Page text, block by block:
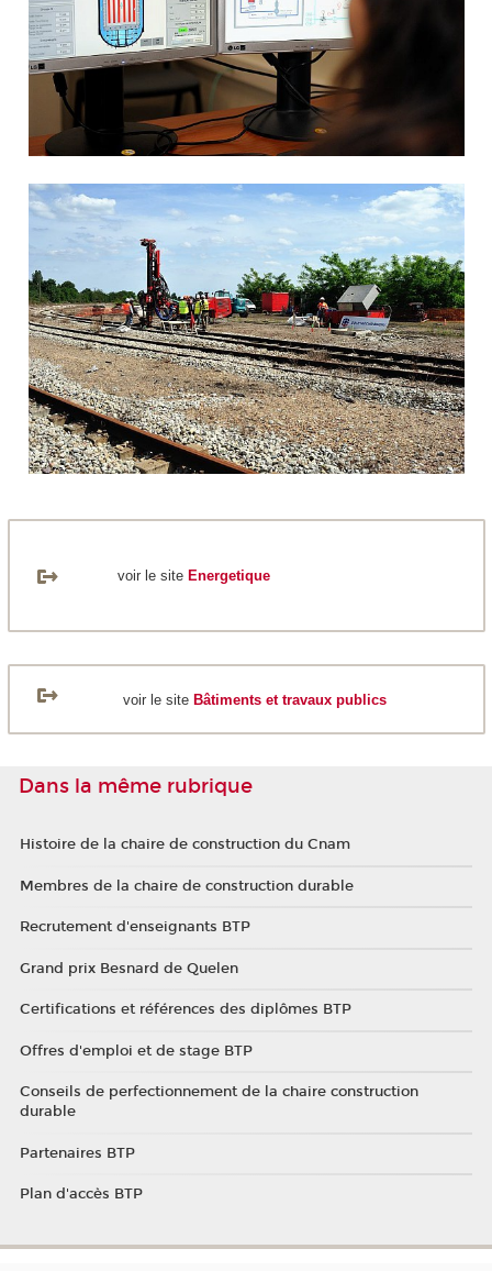
voir le site Energetique
voir le site Bâtiments et travaux publics
Dans la même rubrique
Histoire de la chaire de construction du Cnam
Membres de la chaire de construction durable
Recrutement d'enseignants BTP
Grand prix Besnard de Quelen
Certifications et références des diplômes BTP
Offres d'emploi et de stage BTP
Conseils de perfectionnement de la chaire construction
durable
Partenaires BTP
Plan d'accès BTP